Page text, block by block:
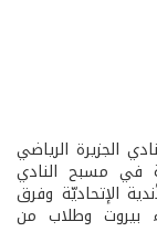
الجزيرة الرياضي
في مسبح النادي
الإتحاديّة وفرق
بيروت وطلاب من